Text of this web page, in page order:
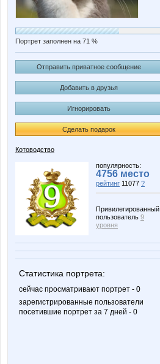
Портрет заполнен на 71 %
Отправить приватное сообщение
Добавить в друзья
Игнорировать
Сделать подарок
Котоводство
популярность:
4756 место
рейтинг 11077 ?
Привилегированный
пользователь 9
уровня
Статистика портрета:
сейчас просматривают портрет - 0
зарегистрированные пользователи
посетившие портрет за 7 дней - 0